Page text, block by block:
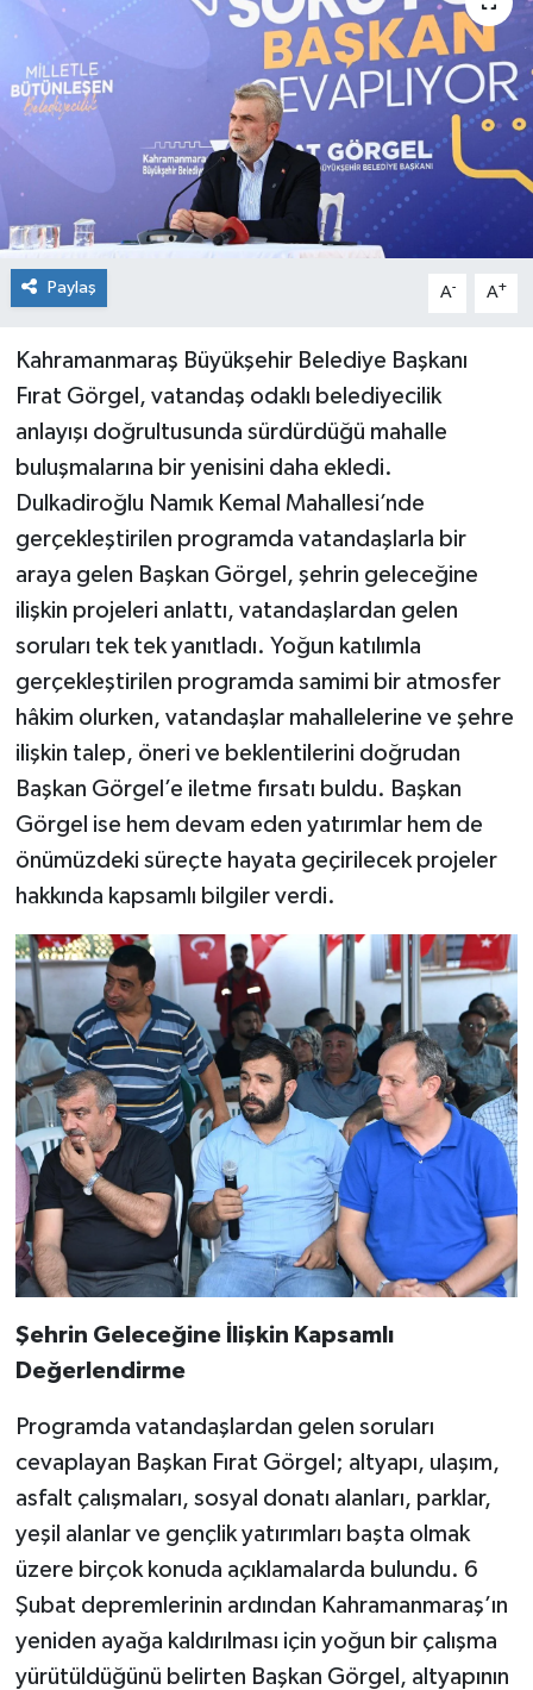
Paylaş A- A+
Kahramanmaraş Büyükşehir Belediye Başkanı
Fırat Görgel, vatandaş odaklı belediyecilik
anlayışı doğrultusunda sürdürdüğü mahalle
buluşmalarına bir yenisini daha ekledi.
Dulkadiroğlu Namık Kemal Mahallesi’nde
gerçekleştirilen programda vatandaşlarla bir
araya gelen Başkan Görgel, şehrin geleceğine
ilişkin projeleri anlattı, vatandaşlardan gelen
soruları tek tek yanıtladı. Yoğun katılımla
gerçekleştirilen programda samimi bir atmosfer
hâkim olurken, vatandaşlar mahallelerine ve şehre
ilişkin talep, öneri ve beklentilerini doğrudan
Başkan Görgel’e iletme fırsatı buldu. Başkan
Görgel ise hem devam eden yatırımlar hem de
önümüzdeki süreçte hayata geçirilecek projeler
hakkında kapsamlı bilgiler verdi.
Şehrin Geleceğine İlişkin Kapsamlı
Değerlendirme
Programda vatandaşlardan gelen soruları
cevaplayan Başkan Fırat Görgel; altyapı, ulaşım,
asfalt çalışmaları, sosyal donatı alanları, parklar,
yeşil alanlar ve gençlik yatırımları başta olmak
üzere birçok konuda açıklamalarda bulundu. 6
Şubat depremlerinin ardından Kahramanmaraş’ın
yeniden ayağa kaldırılması için yoğun bir çalışma
yürütüldüğünü belirten Başkan Görgel, altyapının